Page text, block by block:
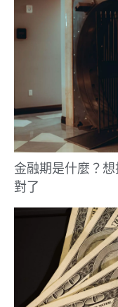
金融期是什麼？
對了